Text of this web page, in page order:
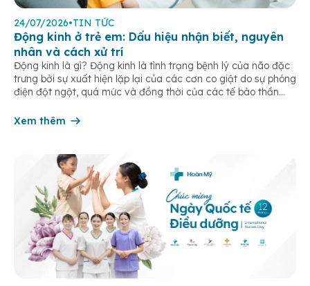
24/07/2026•TIN TỨC
Động kinh ở trẻ em: Dấu hiệu nhận biết, nguyên
nhân và cách xử trí
Động kinh là gì? Động kinh là tình trạng bệnh lý của não đặc
trưng bởi sự xuất hiện lặp lại của các cơn co giật do sự phóng
điện đột ngột, quá mức và đồng thời của các tế bào thần
Xem thêm